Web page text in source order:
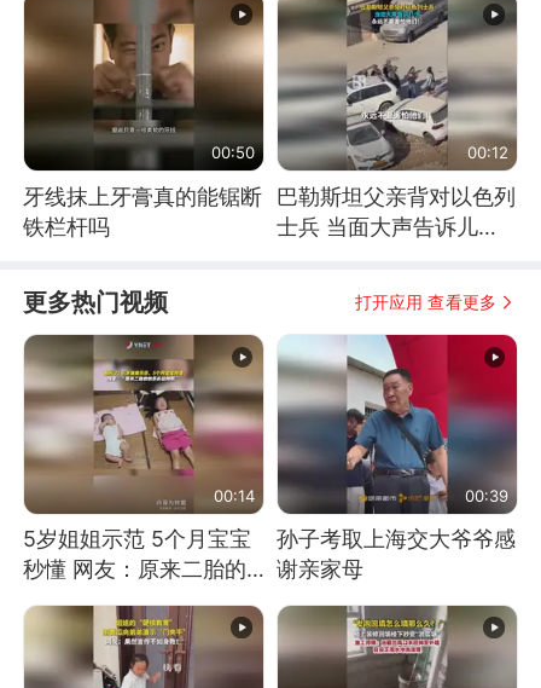
00:50
牙线抹上牙膏真的能锯断
铁栏杆吗
00:12
巴勒斯坦父亲背对以色列
士兵 当面大声告诉儿
更多热门视频 打开应用 查看更多
00:14
5岁姐姐示范 5个月宝宝
秒懂 网友：原来二胎的
00:39
孙子考取上海交大爷爷感
谢亲家母